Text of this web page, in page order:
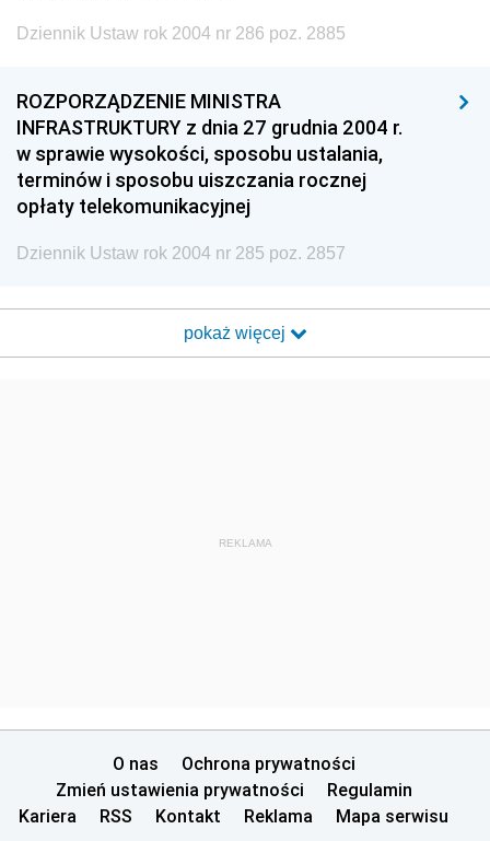
Dziennik Ustaw rok 2004 nr 286 poz. 2885
ROZPORZĄDZENIE MINISTRA
INFRASTRUKTURY z dnia 27 grudnia 2004 r.
w sprawie wysokości, sposobu ustalania,
terminów i sposobu uiszczania rocznej
opłaty telekomunikacyjnej
Dziennik Ustaw rok 2004 nr 285 poz. 2857
pokaż więcej
REKLAMA
O nas
Ochrona prywatności
Zmień ustawienia prywatności
Regulamin
Kariera
RSS Kontakt Reklama Mapa serwisu